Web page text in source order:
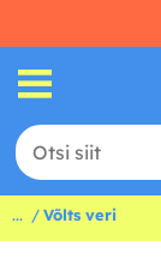
... Võlts veri